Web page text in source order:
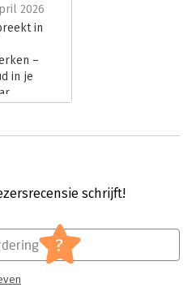
2026
in
–
in je
willen
schrijft!
?